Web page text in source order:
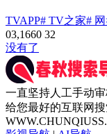
TVAPP# TV之家#
03,1660 32
没有了
一直坚持人工手动
给您最好的互联网